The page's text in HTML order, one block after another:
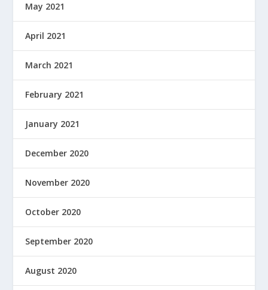
May 2021
April 2021
March 2021
February 2021
January 2021
December 2020
November 2020
October 2020
September 2020
August 2020